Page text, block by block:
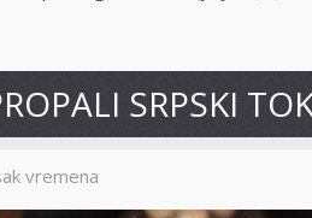
SRPSKI
vremena